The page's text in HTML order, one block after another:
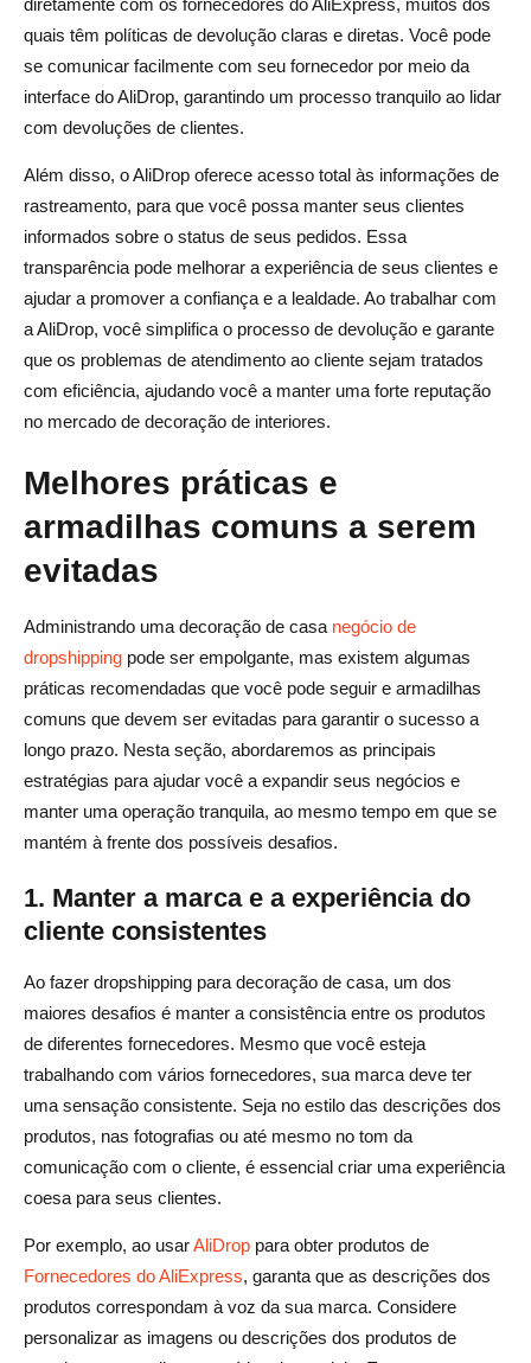
diretamente com os fornecedores do AliExpress, muitos dos
quais têm políticas de devolução claras e diretas. Você pode
se comunicar facilmente com seu fornecedor por meio da
interface do AliDrop, garantindo um processo tranquilo ao lidar
com devoluções de clientes.
Além disso, o AliDrop oferece acesso total às informações de
rastreamento, para que você possa manter seus clientes
informados sobre o status de seus pedidos. Essa
transparência pode melhorar a experiência de seus clientes e
ajudar a promover a confiança e a lealdade. Ao trabalhar com
a AliDrop, você simplifica o processo de devolução e garante
que os problemas de atendimento ao cliente sejam tratados
com eficiência, ajudando você a manter uma forte reputação
no mercado de decoração de interiores.
Melhores práticas e
armadilhas comuns a serem
evitadas
Administrando uma decoração de casa negócio de
dropshipping pode ser empolgante, mas existem algumas
práticas recomendadas que você pode seguir e armadilhas
comuns que devem ser evitadas para garantir o sucesso a
longo prazo. Nesta seção, abordaremos as principais
estratégias para ajudar você a expandir seus negócios e
manter uma operação tranquila, ao mesmo tempo em que se
mantém à frente dos possíveis desafios.
1. Manter a marca e a experiência do
cliente consistentes
Ao fazer dropshipping para decoração de casa, um dos
maiores desafios é manter a consistência entre os produtos
de diferentes fornecedores. Mesmo que você esteja
trabalhando com vários fornecedores, sua marca deve ter
uma sensação consistente. Seja no estilo das descrições dos
produtos, nas fotografias ou até mesmo no tom da
comunicação com o cliente, é essencial criar uma experiência
coesa para seus clientes.
Por exemplo, ao usarAliDrop para obter produtos de
Fornecedores do AliExpress, garanta que as descrições dos
produtos correspondam à voz da sua marca. Considere
personalizar as imagens ou descrições dos produtos de